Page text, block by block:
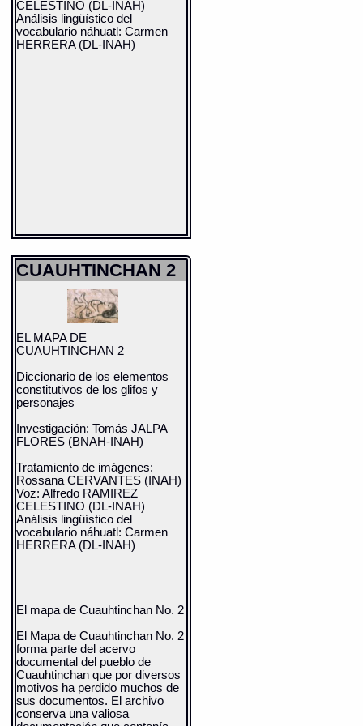
CELESTINO (DL-INAH)
Análisis lingüístico del
vocabulario náhuatl: Carmen
HERRERA (DL-INAH)
CUAUHTINCHAN 2
EL MAPA DE
CUAUHTINCHAN 2
Diccionario de los elementos
constitutivos de los glifos y
personajes
Investigación: Tomás JALPA
FLORES (BNAH-INAH)
Tratamiento de imágenes:
Rossana CERVANTES (INAH)
Voz: Alfredo RAMIREZ
CELESTINO (DL-INAH)
Análisis lingüístico del
vocabulario náhuatl: Carmen
HERRERA (DL-INAH)
El mapa de Cuauhtinchan No. 2
El Mapa de Cuauhtinchan No. 2
forma parte del acervo
documental del pueblo de
Cuauhtinchan que por diversos
motivos ha perdido muchos de
sus documentos. El archivo
conserva una valiosa